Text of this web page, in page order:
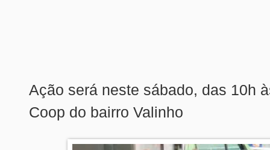
Ação será neste sábado, das 10h
Coop do bairro Valinho